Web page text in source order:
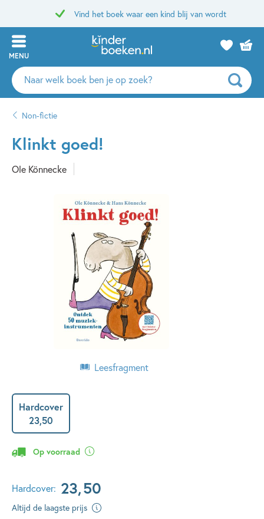
Vind het boek waar een kind blij van wordt
MENU
Zoeken
naar
auteurs
uitgevers
Non-fictie
Klinkt goed!
Ole Könnecke
Leesfragment
Hardcover
23,50
Op voorraad
Hardcover: 23,50
Altijd de laagste prijs